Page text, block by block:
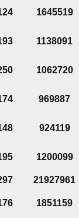
1645519
1138091
1062720
969887
924119
1200099
21927961
1851159